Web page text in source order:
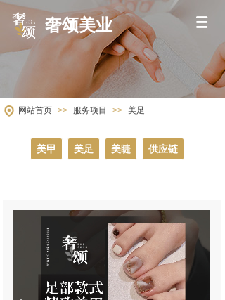
奢颂美业
网站首页 >> 服务项目 >> 美足
美甲 美足 美睫 供应链